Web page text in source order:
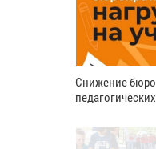
Снижение